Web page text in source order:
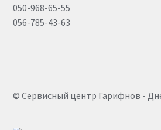
050-968-65-55
056-785-43-63
© Сервисный центр Гарифнов -